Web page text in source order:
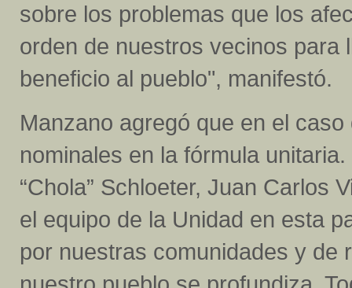
sobre los problemas que los
orden de nuestros vecinos para
beneficio al pueblo", manifestó.
Manzano agregó que en el
nominales en la fórmula
“Chola” Schloeter, Juan Carlos
el equipo de la Unidad en esta
por nuestras comunidades y de